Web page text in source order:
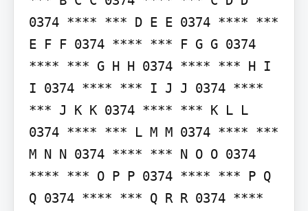
0374 **** *** D E E 0374 **** ***
E F F 0374 **** *** F G G 0374
**** *** G H H 0374 **** *** H I
I 0374 **** *** I J J 0374 ****
*** J K K 0374 **** *** K L L
0374 **** *** L M M 0374 **** ***
M N N 0374 **** *** N O O 0374
**** *** O P P 0374 **** *** P Q
Q 0374 **** *** Q R R 0374 ****